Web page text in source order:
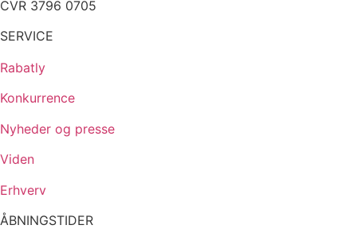
CVR 3796 0705
SERVICE
Rabatly
Konkurrence
Nyheder og presse
Viden
Erhverv
ÅBNINGSTIDER